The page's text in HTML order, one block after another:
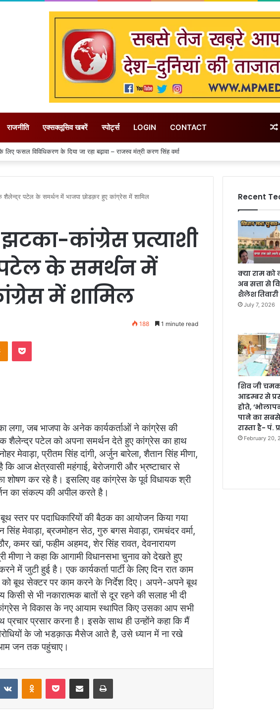
राजनीति एक्सक्लूसिव खबरें स्पोर्ट्स LOGIN CONTACT
गिरने से 14 लोगों की मौत, मां के शव से लिपटकर बिलखते रहे तीन मासूम
शैलेन्द्र पटेल के समर्थन में भाजपा छोडक़र हुए कांग्रेस में शामिल
कांग्रेस प्रत्याशी
पटेल के समर्थन में
में शामिल
188 1 minute read
लगा, जब भाजपा के अनेक कार्यकर्ताओं ने कांग्रेस की
शैलेन्द्र पटेल को अपना समर्थन देते हुए कांग्रेस का हाथ
मेवाड़ा, प्रीतम सिंह दांगी, अर्जुन बारेला, शैतान सिंह मीणा,
आज क्षेत्रवासी महंगाई, बेरोजगारी और भ्रष्टाचार से
शोषण कर रहे है। इसलिए वह कांग्रेस के पूर्व विधायक श्री
का संकल्प की अपील करते है।
स्तर पर पदाधिकारियों की बैठक का आयोजन किया गया
मेवाड़ा, ब्रजमोहन सेठ, गुरु बगस मेवाड़ा, रामचंदर वर्मा,
कमर खां, फहीम अहमद, शेर सिंह रावत, देवनारायण
मीणा ने कहा कि आगामी विधानसभा चुनाव को देखते हुए
में जुटी हुई है। एक कार्यकर्ता पार्टी के लिए दिन रात काम
को बूथ सेक्टर पर काम करने के निर्देश दिए। अपने-अपने बूथ
से भी नकारात्मक बातों से दूर रहने की सलाह भी दी
ने विकास के नए आयाम स्थापित किए उसका आप सभी
प्रचार प्रसार करना है। इसके साथ ही उन्होंने कहा कि मैं
के जो भडक़ाऊ मैसेज आते है, उसे ध्यान में ना रखे
आम जन तक पहुंचाए।
Recent
क्या राम को
अब सत्ता से
शैलेश तिवारी
July 7, 2026
शिव जी
आडम्बर से
होते,
पाने का
रास्ता है- पं.
February 20,